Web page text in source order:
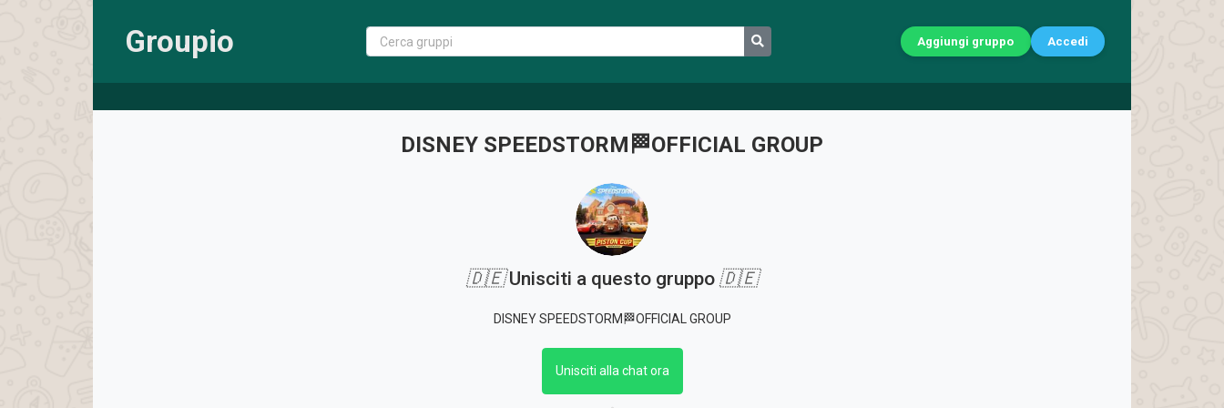
Groupio Aggiungi gruppo Accedi
DISNEY SPEEDSTORM🏁OFFICIAL GROUP
🇩🇪Unisciti a questo gruppo 🇩🇪
DISNEY SPEEDSTORM🏁OFFICIAL GROUP
Unisciti alla chat ora